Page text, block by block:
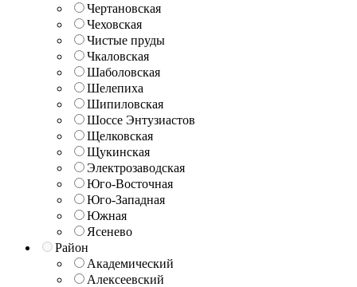
Чертановская
Чеховская
Чистые пруды
Чкаловская
Шаболовская
Шелепиха
Шипиловская
Шоссе Энтузиастов
Щелковская
Щукинская
Электрозаводская
Юго-Восточная
Юго-Западная
Южная
Ясенево
Район
Академический
Алексеевский